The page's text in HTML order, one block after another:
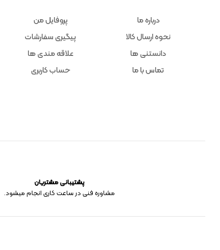
درباره ما
نحوه ارسال کالا
دانستنی ها
تماس با ما
پروفایل من
پیگیری سفارشات
علاقه مندی ها
حساب کاربری
پشتیبانی مشتریان
مشاوره فنی در ساعت کاری انجام میشود.